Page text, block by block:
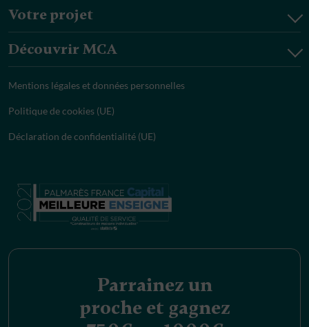
Votre projet
Découvrir MCA
Mentions légales et données personnelles
Politique de cookies (UE)
Déclaration de confidentialité (UE)
Parrainez un
proche et gagnez